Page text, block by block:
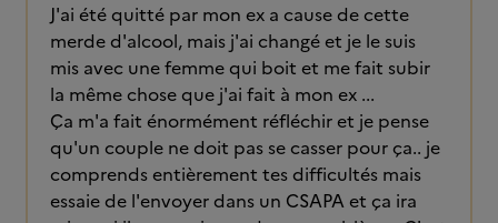
J'ai été quitté par mon ex a cause de cette
merde d'alcool, mais j'ai changé et je le suis
mis avec une femme qui boit et me fait subir
la même chose que j'ai fait à mon ex ...
Ça m'a fait énormément réfléchir et je pense
qu'un couple ne doit pas se casser pour ça.. je
comprends entièrement tes difficultés mais
essaie de l'envoyer dans un CSAPA et ça ira